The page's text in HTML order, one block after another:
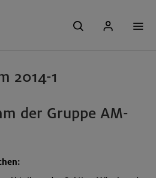
2014-1
der Gruppe AM-